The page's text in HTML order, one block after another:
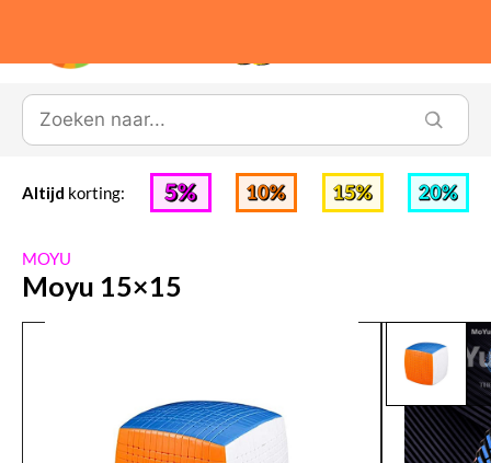
Altijd korting:
MOYU
Moyu 15×15